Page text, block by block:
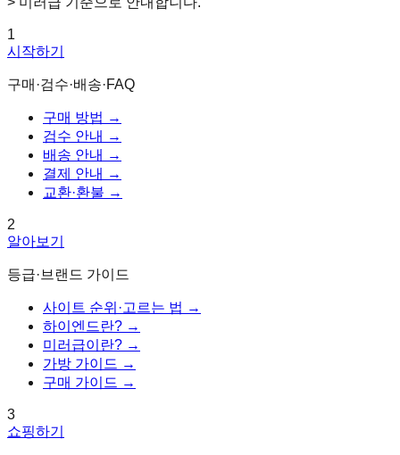
1
시작하기
구매·검수·배송·FAQ
구매 방법 →
검수 안내 →
배송 안내 →
결제 안내 →
교환·환불 →
2
알아보기
등급·브랜드 가이드
사이트 순위·고르는 법 →
하이엔드란? →
미러급이란? →
가방 가이드 →
구매 가이드 →
3
쇼핑하기